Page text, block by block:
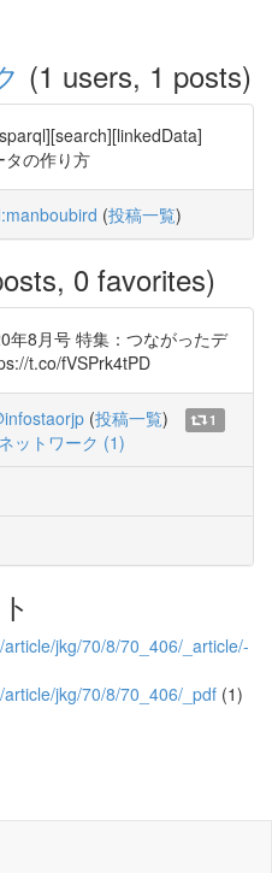
(1 users, 1 posts)
タの作り方
(投稿一覧)
0 favorites)
年8月号 特集：つながったデ
t.co/fVSPrk4tPD
(投稿一覧)
1
ットワーク (1)
jkg/70/8/70_406/_article/-
jkg/70/8/70_406/_pdf (1)